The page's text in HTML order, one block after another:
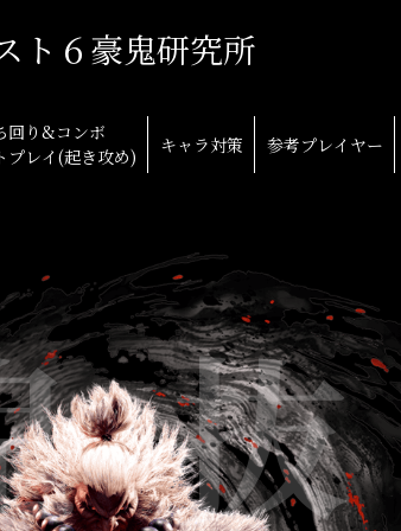
ト６豪鬼研究所
回り&コンボ
プレイ(起き攻め)
キャラ対策 参考プレイヤー